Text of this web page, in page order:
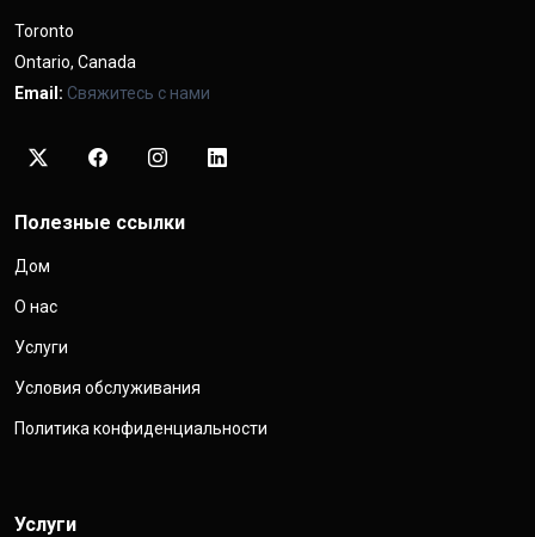
Toronto
Ontario, Canada
Email: Свяжитесь с нами
Полезные ссылки
Дом
О нас
Услуги
Условия обслуживания
Политика конфиденциальности
Услуги